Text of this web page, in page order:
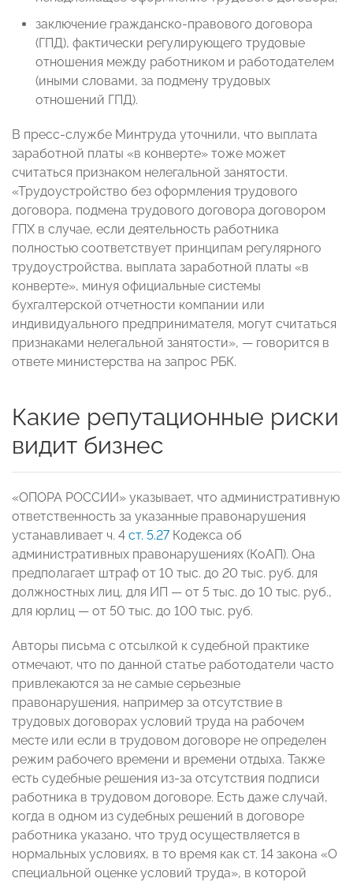
заключение гражданско-правового договора
(ГПД), фактически регулирующего трудовые
отношения между работником и работодателем
(иными словами, за подмену трудовых
отношений ГПД).
В пресс-службе Минтруда уточнили, что выплата
заработной платы «в конверте» тоже может
считаться признаком нелегальной занятости.
«Трудоустройство без оформления трудового
договора, подмена трудового договора договором
ГПХ в случае, если деятельность работника
полностью соответствует принципам регулярного
трудоустройства, выплата заработной платы «в
конверте», минуя официальные системы
бухгалтерской отчетности компании или
индивидуального предпринимателя, могут считаться
признаками нелегальной занятости», — говорится в
ответе министерства на запрос РБК.
Какие репутационные риски
видит бизнес
«ОПОРА РОССИИ» указывает, что административную
ответственность за указанные правонарушения
устанавливает ч. 4 ст. 5.27Кодекса об
административных правонарушениях (КоАП). Она
предполагает штраф от 10 тыс. до 20 тыс. руб. для
должностных лиц, для ИП — от 5 тыс. до 10 тыс. руб.,
для юрлиц — от 50 тыс. до 100 тыс. руб.
Авторы письма с отсылкой к судебной практике
отмечают, что по данной статье работодатели часто
привлекаются за не самые серьезные
правонарушения, например за отсутствие в
трудовых договорах условий труда на рабочем
месте или если в трудовом договоре не определен
режим рабочего времени и времени отдыха. Также
есть судебные решения из-за отсутствия подписи
работника в трудовом договоре. Есть даже случай,
когда в одном из судебных решений в договоре
работника указано, что труд осуществляется в
нормальных условиях, в то время как ст. 14 закона «О
специальной оценке условий труда», в которой